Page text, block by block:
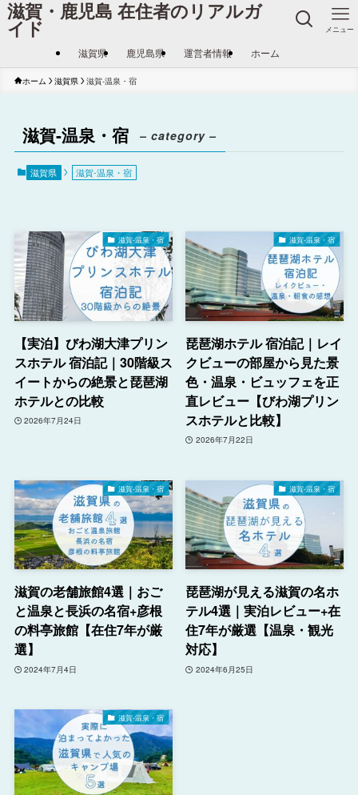
滋賀・鹿児島 在住者のリアルガ
イド メニュー
滋賀県 鹿児島県 運営者情報 ホーム
ホーム 滋賀県 滋賀-温泉・宿
滋賀-温泉・宿 – category –
滋賀県 滋賀-温泉・宿
滋賀-温泉・宿
【実泊】びわ湖大津プリン
スホテル 宿泊記｜30階級ス
イートからの絶景と琵琶湖
ホテルとの比較
2026年7月24日
滋賀-温泉・宿
琵琶湖ホテル 宿泊記｜レイ
クビューの部屋から見た景
色・温泉・ビュッフェを正
直レビュー【びわ湖プリン
スホテルと比較】
2026年7月22日
滋賀-温泉・宿
滋賀の老舗旅館4選｜おご
と温泉と長浜の名宿+彦根
の料亭旅館【在住7年が厳
選】
2024年7月4日
滋賀-温泉・宿
琵琶湖が見える滋賀の名ホ
テル4選｜実泊レビュー+在
住7年が厳選【温泉・観光
対応】
2024年6月25日
滋賀-温泉・宿